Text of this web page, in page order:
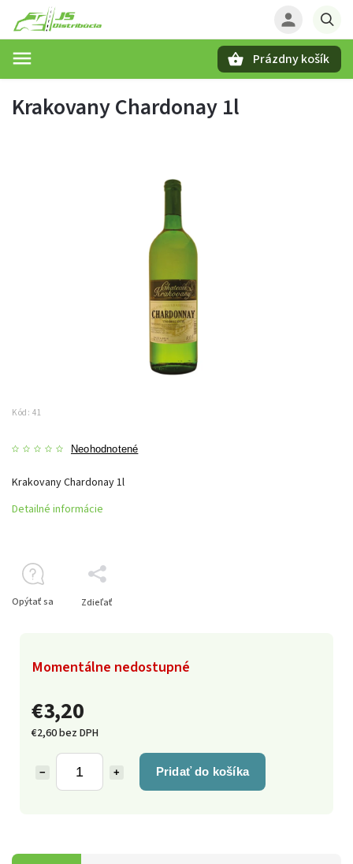
Prázdny košík
Krakovany Chardonay 1l
Kód: 41
Neohodnotené
€3,20
€2,60 bez DPH
+
− Pridať do košíka
Momentálne nedostupné
Krakovany Chardonay 1l
Detailné informácie
Opýtať sa Zdieľať